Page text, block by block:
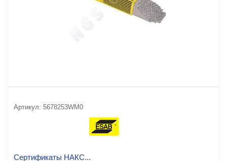
Артикул: 5678253WM0
Сертификаты НАКС...